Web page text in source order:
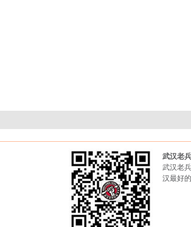
武汉老
武汉老
汉最好